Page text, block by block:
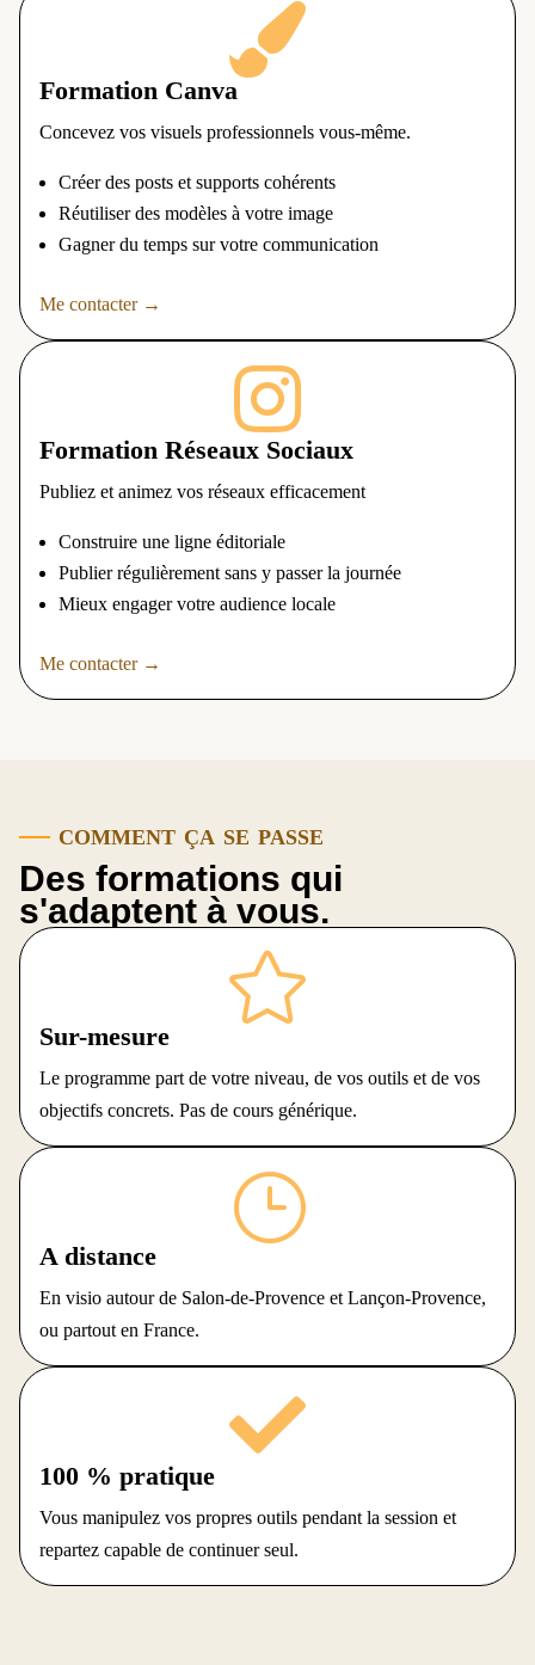

Formation Canva
Concevez vos visuels professionnels vous-même.
Créer des posts et supports cohérents
Réutiliser des modèles à votre image
Gagner du temps sur votre communication
Me contacter →

Formation Réseaux Sociaux
Publiez et animez vos réseaux efficacement
Construire une ligne éditoriale
Publier régulièrement sans y passer la journée
Mieux engager votre audience locale
Me contacter →
—comment ça se passe
Des formations qui
s'adaptent à vous.

Sur-mesure
Le programme part de votre niveau, de vos outils et de vos
objectifs concrets. Pas de cours générique.
}
A distance
En visio autour de Salon-de-Provence et Lançon-Provence,
ou partout en France.

100 % pratique
Vous manipulez vos propres outils pendant la session et
repartez capable de continuer seul.